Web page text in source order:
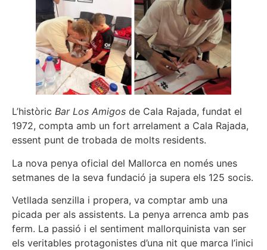
L’històric Bar Los Amigos de Cala Rajada, fundat el
1972, compta amb un fort arrelament a Cala Rajada,
essent punt de trobada de molts residents.
La nova penya oficial del Mallorca en només unes
setmanes de la seva fundació ja supera els 125 socis.
Vetllada senzilla i propera, va comptar amb una
picada per als assistents. La penya arrenca amb pas
ferm. La passió i el sentiment mallorquinista van ser
els veritables protagonistes d’una nit que marca l’inici